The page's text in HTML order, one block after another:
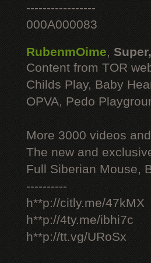
-----------------
000A000083
RubenmOime,
Content from TOR
Childs Play, Baby
OPVA, Pedo
More 3000 videos
The new and
Full Siberian Mouse,
----------
h**p://citly.me/47kMX
h**p://4ty.me/ibhi7c
h**p://tt.vg/URoSx